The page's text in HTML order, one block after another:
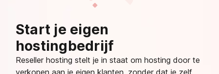
Start je eigen
hostingbedrijf
Reseller hosting stelt je in staat om hosting door te
verkopen aan je eigen klanten, zonder dat je zelf